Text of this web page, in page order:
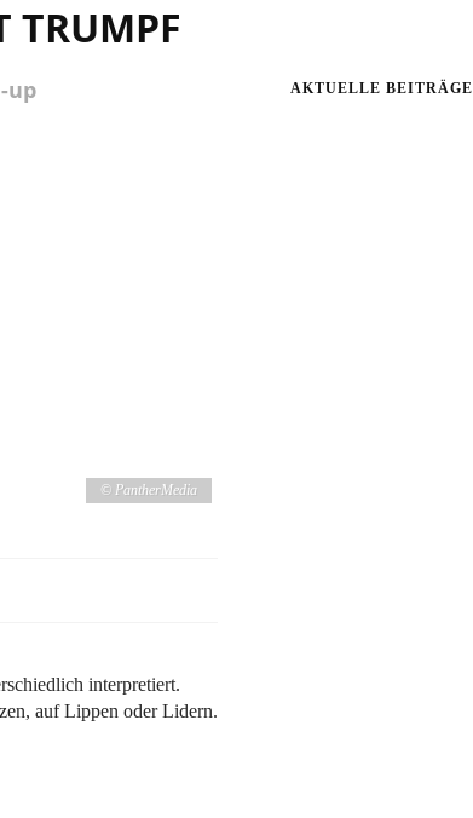
TRUMPF
up
© PantherMedia
interpretiert.
auf Lippen oder Lidern.
AKTUELLE BEITRÄGE